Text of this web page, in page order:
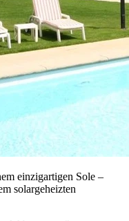
einzigartigen Sole –
solargeheizten